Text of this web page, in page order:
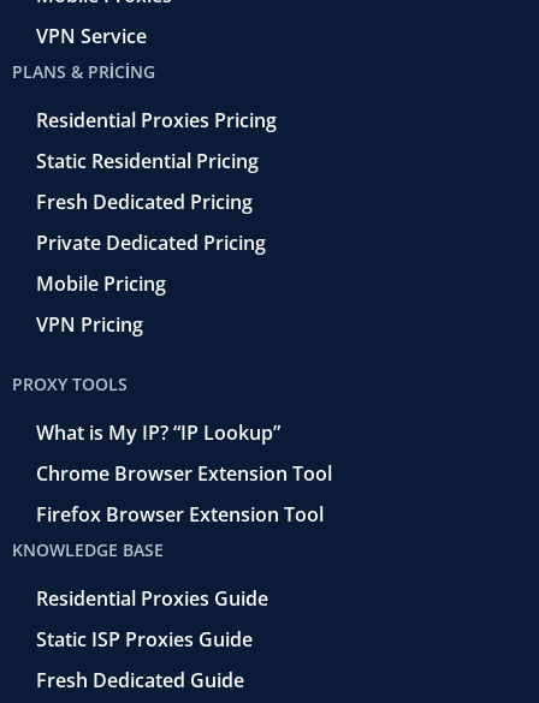
VPN Service
PLANS & PRICING
Residential Proxies Pricing
Static Residential Pricing
Fresh Dedicated Pricing
Private Dedicated Pricing
Mobile Pricing
VPN Pricing
PROXY TOOLS
What is My IP? “IP Lookup”
Chrome Browser Extension Tool
Firefox Browser Extension Tool
KNOWLEDGE BASE
Residential Proxies Guide
Static ISP Proxies Guide
Fresh Dedicated Guide